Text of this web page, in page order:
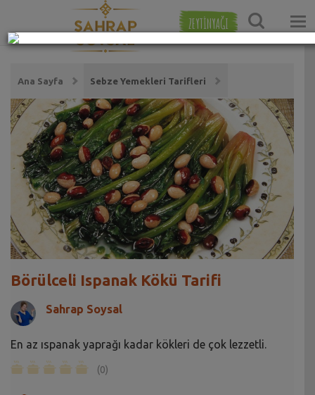
ZEYTİNYAĞI
Ana Sayfa Sebze Yemekleri Tarifleri
Börülceli Ispanak Kökü Tarifi
Sahrap Soysal
En az ıspanak yaprağı kadar kökleri de çok lezzetli.
(0)